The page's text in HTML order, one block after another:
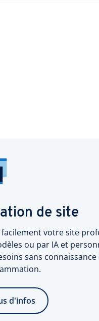
de site
facilement votre site
ou par IA et
sans connaissance
d'infos